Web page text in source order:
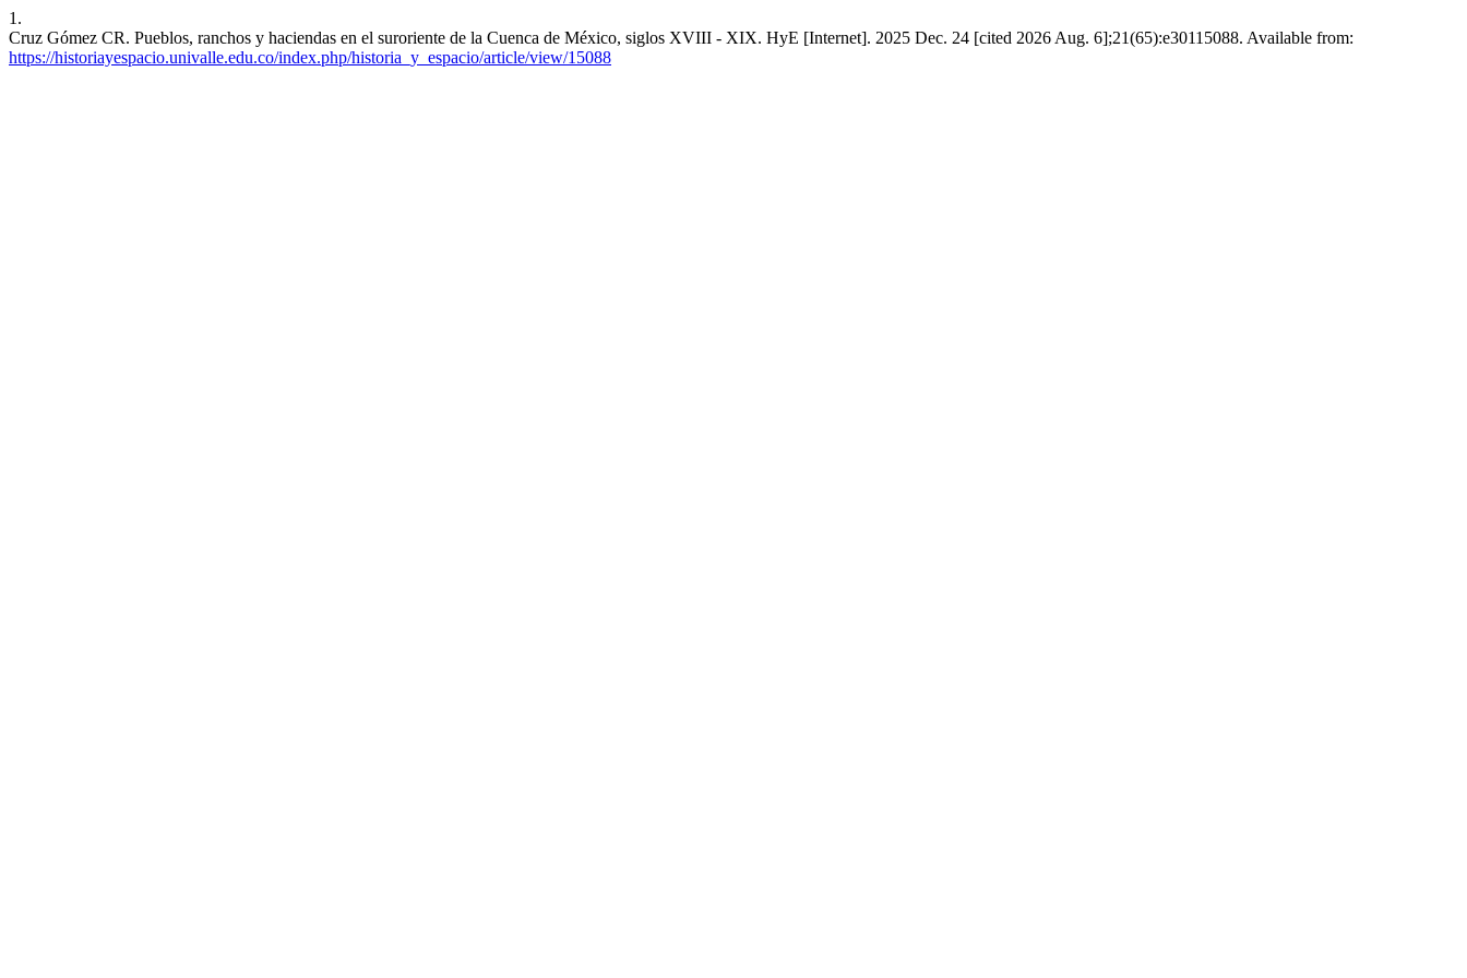
1.
Cruz Gómez CR. Pueblos, ranchos y haciendas en el suroriente de la Cuenca de México, siglos XVIII - XIX. HyE [Internet]. 2025 Dec. 24 [cited 2026 Aug. 6];21(65):e30115088. Available from:
https://historiayespacio.univalle.edu.co/index.php/historia_y_espacio/article/view/15088